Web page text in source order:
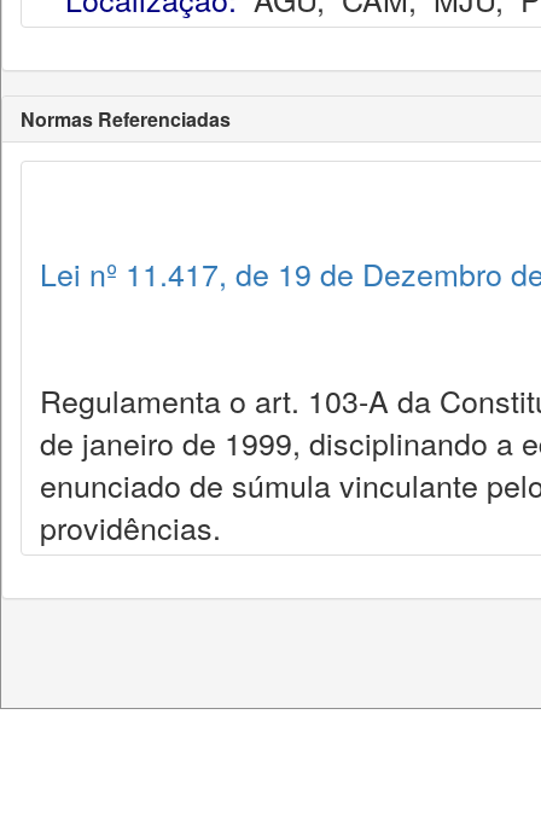
Normas Referenciadas
Lei nº 11.417, de 19 de Dezembro
Regulamenta o art. 103-A da
de janeiro de 1999, disciplinando a
enunciado de súmula vinculante
providências.